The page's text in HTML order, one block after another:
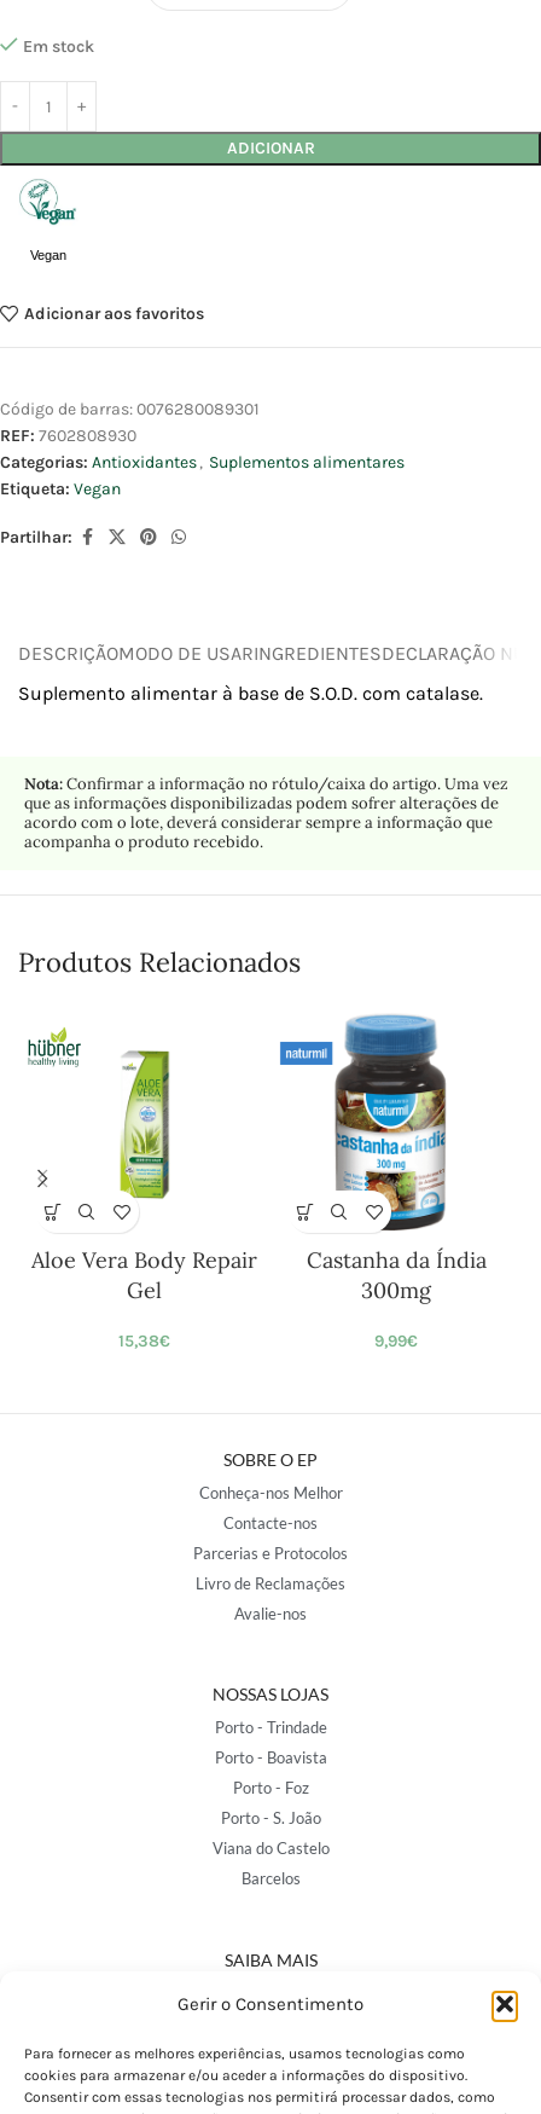
Gerir o Consentimento
Para fornecer as melhores experiências, usamos tecnologias como
cookies para armazenar e/ou aceder a informações do dispositivo.
Consentir com essas tecnologias nos permitirá processar dados, como
Em stock
ADICIONAR
Vegan
Adicionar aos favoritos
Código de barras:0076280089301
REF: 7602808930
Categorias: Antioxidantes, Suplementos alimentares
Etiqueta: Vegan
Partilhar:
DESCRIÇÃOMODO DE USARINGREDIENTESDECLARAÇÃO
Suplemento alimentar à base de S.O.D. com catalase.
Nota:Confirmar a informação no rótulo/caixa do artigo. Uma vez
que as informações disponibilizadas podem sofrer alterações de
acordo com o lote, deverá considerar sempre a informação que
acompanha o produto recebido.
Produtos Relacionados
Aloe Vera Body Repair
Gel
15,38€
Castanha da Índia
300mg
9,99€
SOBRE O EP
Conheça-nos Melhor
Contacte-nos
Parcerias e Protocolos
Livro de Reclamações
Avalie-nos
NOSSAS LOJAS
Porto - Trindade
Porto - Boavista
Porto - Foz
Porto - S. João
Viana do Castelo
Barcelos
SAIBA MAIS
Política de Privacidade
Termos e Condições
Perguntas Frequentes